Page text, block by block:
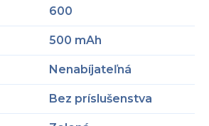
600
500 mAh
Nenabíjateľná
Bez príslušenstva